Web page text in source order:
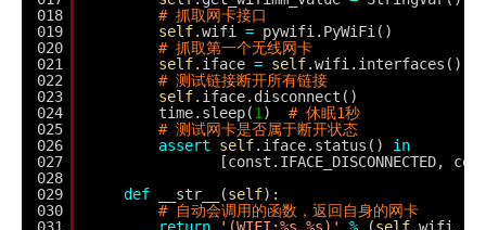
018
019
020
021
022
023
024
025
026
027
028
029
030
# 抓取网卡接口
self.wifi = pywifi.PyWiFi()
# 抓取第一个无线网卡
self.iface = self.wifi.interfaces()[
# 测试链接断开所有链接
self.iface.disconnect()
time.sleep(1) # 休眠1秒
# 测试网卡是否属于断开状态
assert
self.iface.status() in
[const.IFACE_DISCONNECTED,
def
__str__(self):
# 自动会调用的函数，返回自身的网卡